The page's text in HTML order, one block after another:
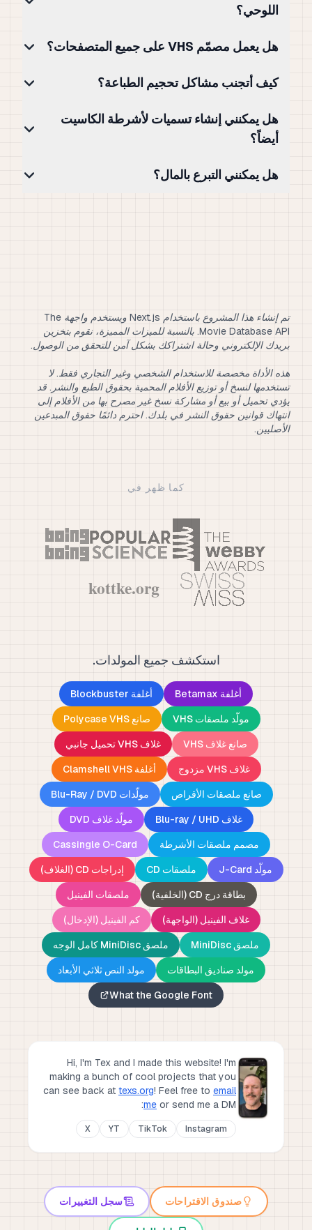
اللوحي؟
هل يعمل مصمّم VHS على جميع المتصفحات؟
كيف أتجنب مشاكل تحجيم الطباعة؟
هل يمكنني إنشاء تسميات لأشرطة الكاسيت
أيضاً؟
هل يمكنني التبرع بالمال؟
تم إنشاء هذا المشروع باستخدام Next.js ويستخدم واجهة The
Movie Database API. بالنسبة للميزات المميزة، نقوم بتخزين
هذه الأداة مخصصة للاستخدام الشخصي وغير التجاري فقط. لا
تستخدمها لنسخ أو توزيع الأفلام المحمية بحقوق الطبع والنشر. قد
يؤدي تحميل أو بيع أو مشاركة نسخ غير مصرح بها من الأفلام إلى
انتهاك قوانين حقوق النشر في بلدك. احترم دائمًا حقوق المبدعين
الأصليين.
كما ظهر في
استكشف جميع المولدات.
أغلفة Betamax
أغلفة Blockbuster
مولّد ملصقات VHS
صانع Polycase VHS
صانع غلاف VHS
غلاف VHS تحميل جانبي
غلاف VHS مزدوج
أغلفة Clamshell VHS
صانع ملصقات الأقراص
مولّدات Blu-Ray / DVD
غلاف Blu-ray / UHD
مولّد غلاف DVD
مصمم ملصقات الأشرطة
Cassingle O-Card
مولّد J-Card
ملصقات CD
إدراجات CD (الغلاف)
بطاقة درج CD (الخلفية)
ملصقات الفينيل
غلاف الفينيل (الواجهة)
كم الفينيل (الإدخال)
ملصق MiniDisc
ملصق MiniDisc كامل الوجه
مولد صناديق البطاقات
مولد النص ثلاثي الأبعاد
What the Google Font
Hi, I'm Tex and I made this website! I'm
making a bunch of cool projects that you
can see back at texs.org! Feel free to email
me or send me a DM:
Instagram
TikTok
YT
X
صندوق الاقتراحات سجل التغييرات